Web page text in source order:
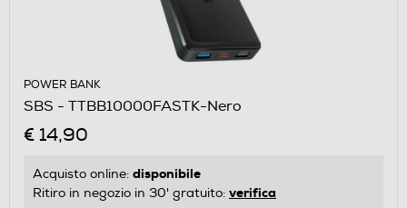
POWER BANK
SBS - TTBB10000FASTK-Nero
€ 14,90
Acquisto online: disponibile
Ritiro in negozio in 30' gratuito: verifica